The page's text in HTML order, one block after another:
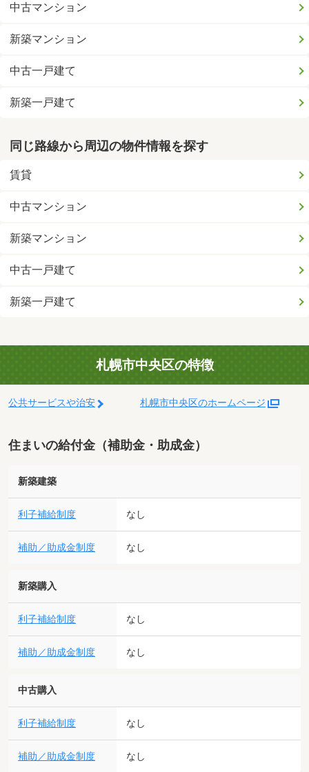
中古マンション
新築マンション
中古一戸建て
新築一戸建て
同じ路線から周辺の物件情報を探す
賃貸
中古マンション
新築マンション
中古一戸建て
新築一戸建て
札幌市中央区の特徴
公共サービスや治安 札幌市中央区のホームページ
住まいの給付金（補助金・助成金）
新築建築
利子補給制度 なし
補助／助成金制度 なし
新築購入
利子補給制度 なし
補助／助成金制度 なし
中古購入
利子補給制度 なし
補助／助成金制度 なし